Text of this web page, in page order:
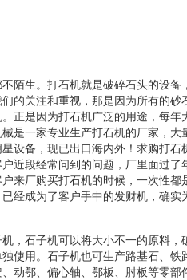
陌生。打石机就是破碎石头的设备
的关注和重视，那是因为所有的砂
正是因为打石机广泛的用途，每年
是一家专业生产打石机的厂家，大
设备，现已出口海内外！求购打石
近段经常问到的问题，厂里面过了
来厂购买打石机的时候，一次性都
经成为了客户手中的发财机，确实
，石子机可以将大小不一的原料，
使用。石子机也可生产路基石、铁
动鄂、偏心轴、鄂板、肘板等零部